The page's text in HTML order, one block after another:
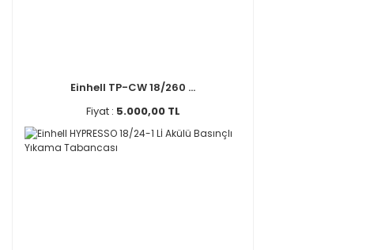
Einhell TP-CW 18/260 ...
Fiyat : 5.000,00 TL